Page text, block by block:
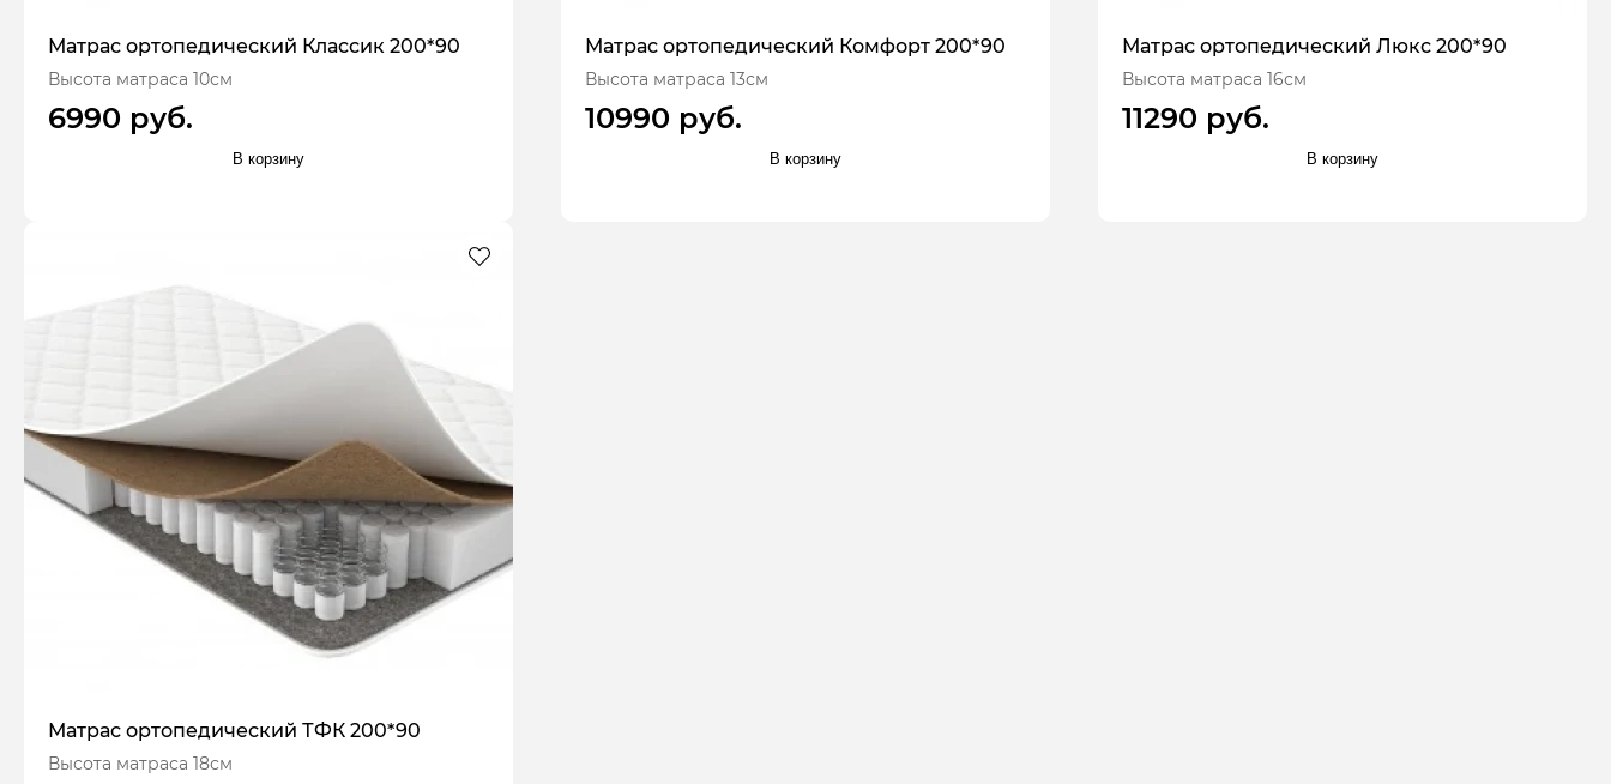
Матрас ортопедический Классик 200*90
Высота матраса 10см
6990 руб.
В корзину
Матрас ортопедический Комфорт 200*90
Высота матраса 13см
10990 руб.
В корзину
Матрас ортопедический Люкс 200*90
Высота матраса 16см
11290 руб.
В корзину
Матрас ортопедический ТФК 200*90
Высота матраса 18см